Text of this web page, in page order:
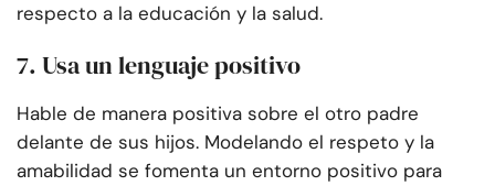
respecto a la educación y la salud.
7. Usa un lenguaje positivo
Hable de manera positiva sobre el otro padre
delante de sus hijos. Modelando el respeto y la
amabilidad se fomenta un entorno positivo para